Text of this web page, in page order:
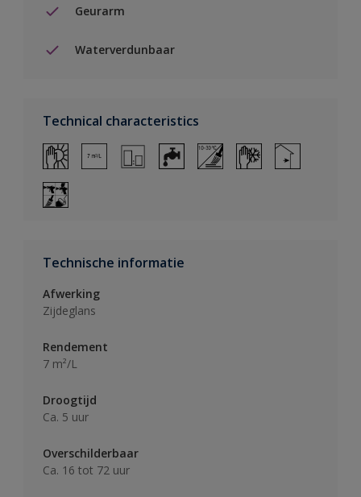
Geurarm
Waterverdunbaar
Technical characteristics
Technische informatie
Afwerking
Zijdeglans
Rendement
7 m²/L
Droogtijd
Ca. 5 uur
Overschilderbaar
Ca. 16 tot 72 uur